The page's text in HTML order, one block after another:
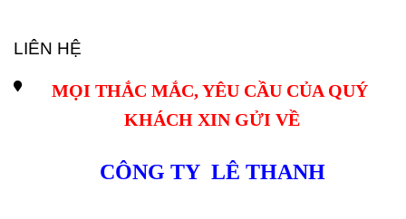
LIÊN HỆ
MỌI THẮC MẮC, YÊU CẦU CỦA QUÝ
KHÁCH XIN GỬI VỀ
CÔNG TY  LÊ THANH